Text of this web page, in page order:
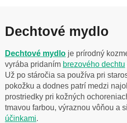
Dechtové mydlo
Dechtové mydlo je prírodný
vyrába pridaním brezového dechtu
Už po stáročia sa používa pri
pokožku a dodnes patrí medzi
prostriedky pri kožných
tmavou farbou, výraznou vôňou a
účinkami.